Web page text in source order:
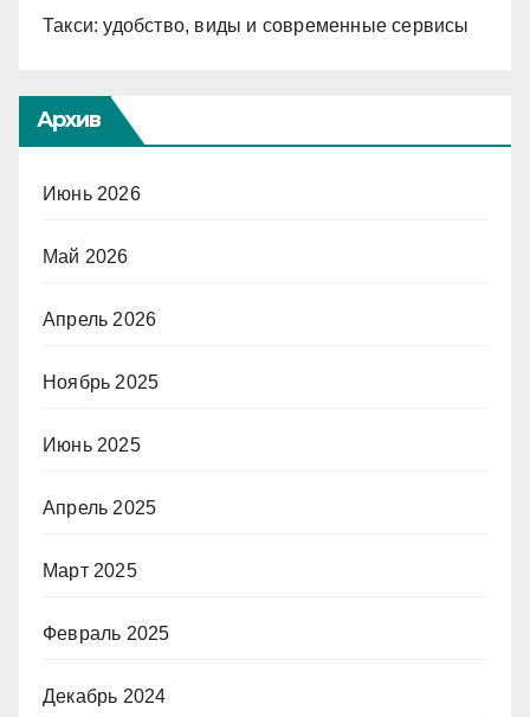
Такси: удобство, виды и современные сервисы
Архив
Июнь 2026
Май 2026
Апрель 2026
Ноябрь 2025
Июнь 2025
Апрель 2025
Март 2025
Февраль 2025
Декабрь 2024